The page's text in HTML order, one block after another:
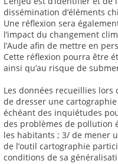
dissémination d’éléments
Une réflexion sera
l’impact du changement
l’Aude afin de mettre en
Cette réflexion pourra être
ainsi qu’au risque de
Les données recueillies lors
de dresser une
échéant des inquiétudes
des problèmes de pollution
les habitants ; 3/ de mener
de l’outil cartographie
conditions de sa